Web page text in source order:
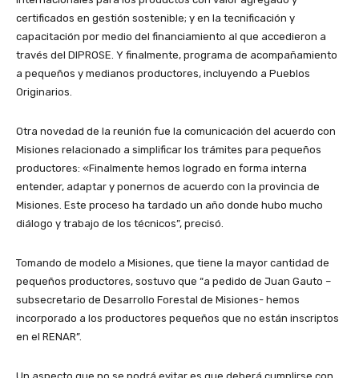
certificados en gestión sostenible; y en la tecnificación y
capacitación por medio del financiamiento al que accedieron a
través del DIPROSE. Y finalmente, programa de acompañamiento
a pequeños y medianos productores, incluyendo a Pueblos
Originarios.
Otra novedad de la reunión fue la comunicación del acuerdo con
Misiones relacionado a simplificar los trámites para pequeños
productores: «Finalmente hemos logrado en forma interna
entender, adaptar y ponernos de acuerdo con la provincia de
Misiones. Este proceso ha tardado un año donde hubo mucho
diálogo y trabajo de los técnicos”, precisó.
Tomando de modelo a Misiones, que tiene la mayor cantidad de
pequeños productores, sostuvo que “a pedido de Juan Gauto –
subsecretario de Desarrollo Forestal de Misiones- hemos
incorporado a los productores pequeños que no están inscriptos
en el RENAR”.